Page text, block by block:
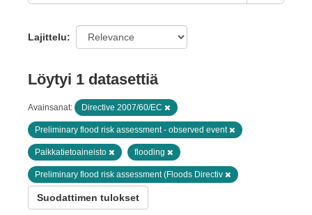
Lajittelu
Löytyi 1 datasettiä
Avainsanat: Directive 2007/60/EC
Preliminary flood risk assessment - observed event
Paikkatietoaineisto flooding
Preliminary flood risk assessment (Floods Directiv
Suodattimen tulokset